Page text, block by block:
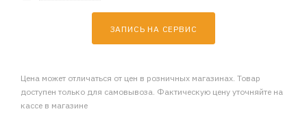
ЗАПИСЬ НА СЕРВИС
Цена может отличаться от цен в розничных магазинах. Товар
доступен только для самовывоза. Фактическую цену уточняйте на
кассе в магазине